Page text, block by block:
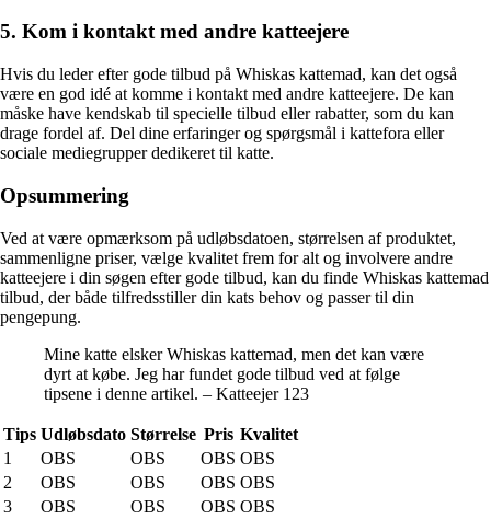
5. Kom i kontakt med andre katteejere
Hvis du leder efter gode tilbud på Whiskas kattemad, kan det også
være en god idé at komme i kontakt med andre katteejere. De kan
måske have kendskab til specielle tilbud eller rabatter, som du kan
drage fordel af. Del dine erfaringer og spørgsmål i kattefora eller
sociale mediegrupper dedikeret til katte.
Opsummering
Ved at være opmærksom på udløbsdatoen, størrelsen af produktet,
sammenligne priser, vælge kvalitet frem for alt og involvere andre
katteejere i din søgen efter gode tilbud, kan du finde Whiskas kattemad
tilbud, der både tilfredsstiller din kats behov og passer til din
pengepung.
Mine katte elsker Whiskas kattemad, men det kan være
dyrt at købe. Jeg har fundet gode tilbud ved at følge
tipsene i denne artikel. – Katteejer 123
Tips Udløbsdato Størrelse Pris Kvalitet
1
OBS OBS OBS OBS
2
OBS OBS OBS OBS
3
OBS OBS OBS OBS